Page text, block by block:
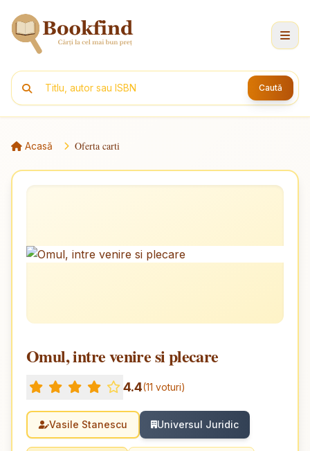
Caută
Acasă Oferta carti
Omul, intre venire si plecare
4.4(11 voturi)
Vasile Stanescu Universul Juridic